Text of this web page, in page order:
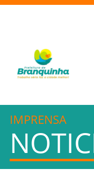
IMPRENSA